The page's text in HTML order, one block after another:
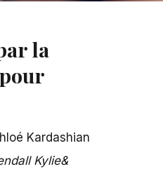
la
Kardashian
Kylie&